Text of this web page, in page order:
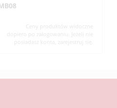
Ceny produktów widoczne
dopiero po zalogowaniu. Jeżeli nie
posiadasz konta, zarejestruj się.